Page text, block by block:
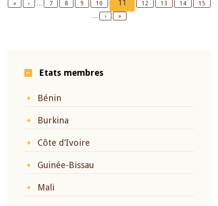
First
«
Previous
‹ … Page
7 Page
8 Page
9 Page
10
Current
page
11 Page
12 Page
13 Page
14 Page
15
…
Next
›
Last
»
Etats membres
Bénin
Burkina
Côte d’Ivoire
Guinée-Bissau
Mali